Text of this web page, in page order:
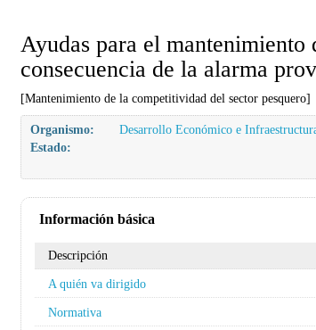
Ayudas para el
consecuencia de la alarma
[Mantenimiento de la competitividad del sector pesquero]
Organismo:
Desarrollo Económico e
Estado:
Información básica
Descripción
A quién va dirigido
Normativa